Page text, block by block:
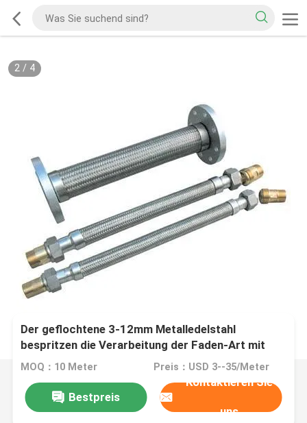
2/ 4
Der geflochtene 3-12mm Metalledelstahl
bespritzen die Verarbeitung der Faden-Art mit
einem Schlauch
MOQ：10 Meter Preis：USD 3--35/Meter
Bestpreis
Kontaktieren Sie
uns